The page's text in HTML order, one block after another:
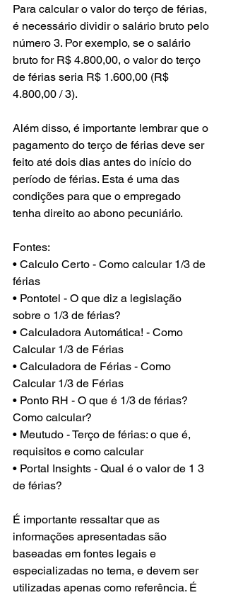
Para calcular o valor do terço de férias,
é necessário dividir o salário bruto pelo
número 3. Por exemplo, se o salário
bruto for R$ 4.800,00, o valor do terço
de férias seria R$ 1.600,00 (R$
4.800,00 / 3).
Além disso, é importante lembrar que o
pagamento do terço de férias deve ser
feito até dois dias antes do início do
período de férias. Esta é uma das
condições para que o empregado
tenha direito ao abono pecuniário.
Fontes:
• Calculo Certo - Como calcular 1/3 de
férias
• Pontotel - O que diz a legislação
sobre o 1/3 de férias?
• Calculadora Automática! - Como
Calcular 1/3 de Férias
• Calculadora de Férias - Como
Calcular 1/3 de Férias
• Ponto RH - O que é 1/3 de férias?
Como calcular?
• Meutudo - Terço de férias: o que é,
requisitos e como calcular
• Portal Insights - Qual é o valor de 1 3
de férias?
É importante ressaltar que as
informações apresentadas são
baseadas em fontes legais e
especializadas no tema, e devem ser
utilizadas apenas como referência. É